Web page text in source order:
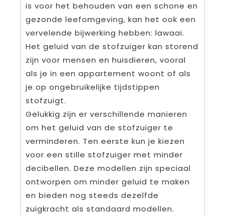
is voor het behouden van een schone en
gezonde leefomgeving, kan het ook een
vervelende bijwerking hebben: lawaai.
Het geluid van de stofzuiger kan storend
zijn voor mensen en huisdieren, vooral
als je in een appartement woont of als
je op ongebruikelijke tijdstippen
stofzuigt.
Gelukkig zijn er verschillende manieren
om het geluid van de stofzuiger te
verminderen. Ten eerste kun je kiezen
voor een stille stofzuiger met minder
decibellen. Deze modellen zijn speciaal
ontworpen om minder geluid te maken
en bieden nog steeds dezelfde
zuigkracht als standaard modellen.